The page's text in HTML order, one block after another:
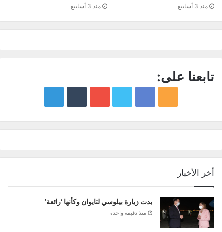
منذ 3 أسابيع منذ 3 أسابيع
تابعنا على:
أخر الأخبار
بدت زيارة بيلوسي لتايوان وكأنها ‘رائعة’
منذ دقيقة واحدة